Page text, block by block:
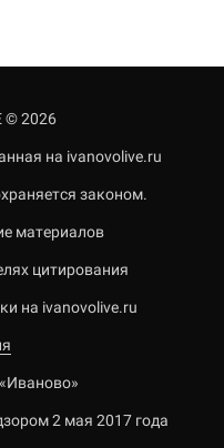
© 2026
на ivanovolive.ru
законом.
материалов
цитирования
на ivanovolive.ru
2 мая 2017 года